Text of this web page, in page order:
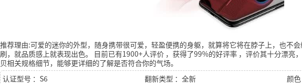
推荐理由:可爱的迷你的外型，随身携带很可爱，轻盈便携的身躯，就算将它将在脖子上，也不
刷，就品质感上就表现出色。
目前已有1900+人评价 ，获得了99%的好评率 ，评价其十分漂亮
贝相关规格细节，能够更详细的了解是否符合你的气场。
认证型号 ：S6
翻新类型 ：全新